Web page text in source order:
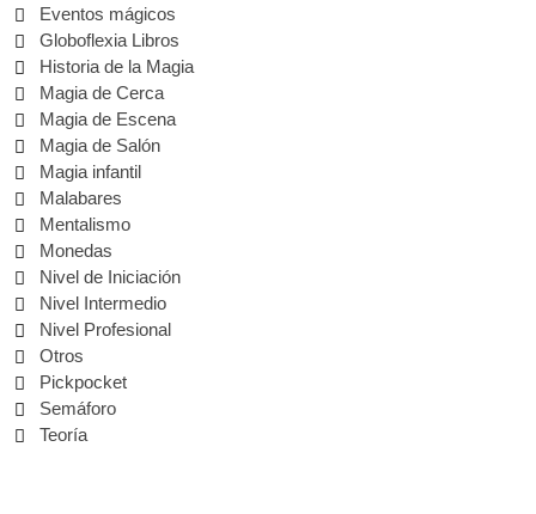
Eventos mágicos
Globoflexia Libros
Historia de la Magia
Magia de Cerca
Magia de Escena
Magia de Salón
Magia infantil
Malabares
Mentalismo
Monedas
Nivel de Iniciación
Nivel Intermedio
Nivel Profesional
Otros
Pickpocket
Semáforo
Teoría